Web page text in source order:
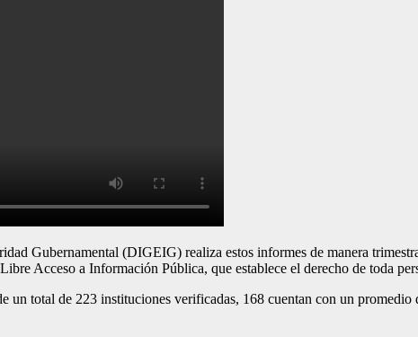
Gubernamental (DIGEIG) realiza estos informes de manera
Acceso a Información Pública, que establece el derecho de toda
total de 223 instituciones verificadas, 168 cuentan con un